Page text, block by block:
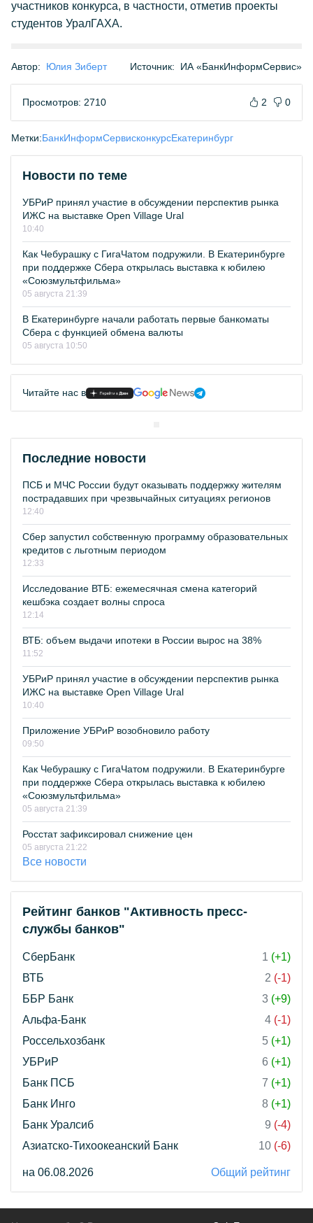
участников конкурса, в частности, отметив проекты
студентов УралГАХА.
Автор: Юлия Зиберт Источник: ИА «БанкИнформСервис»
Просмотров: 2710 2 0
Метки:БанкИнформСервисконкурсЕкатеринбург
Новости по теме
УБРиР принял участие в обсуждении перспектив рынка
ИЖС на выставке Open Village Ural
10:40
Как Чебурашку с ГигаЧатом подружили. В Екатеринбурге
при поддержке Сбера открылась выставка к юбилею
«Союзмультфильма»
05 августа 21:39
В Екатеринбурге начали работать первые банкоматы
Сбера с функцией обмена валюты
05 августа 10:50
Читайте нас в
Последние новости
ПСБ и МЧС России будут оказывать поддержку жителям
пострадавших при чрезвычайных ситуациях регионов
12:40
Сбер запустил собственную программу образовательных
кредитов с льготным периодом
12:33
Исследование ВТБ: ежемесячная смена категорий
кешбэка создает волны спроса
12:14
ВТБ: объем выдачи ипотеки в России вырос на 38%
11:52
УБРиР принял участие в обсуждении перспектив рынка
ИЖС на выставке Open Village Ural
10:40
Приложение УБРиР возобновило работу
09:50
Как Чебурашку с ГигаЧатом подружили. В Екатеринбурге
при поддержке Сбера открылась выставка к юбилею
«Союзмультфильма»
05 августа 21:39
Росстат зафиксировал снижение цен
05 августа 21:22
Все новости
Рейтинг банков "Активность пресс-
службы банков"
СберБанк 1 (+1)
ВТБ
2 (-1)
ББР Банк
3 (+9)
Альфа-Банк
4 (-1)
Россельхозбанк
5 (+1)
УБРиР
6 (+1)
Банк ПСБ
7 (+1)
Банк Инго
8 (+1)
Банк Уралсиб
9 (-4)
Азиатско-Тихоокеанский Банк
10 (-6)
на 06.08.2026 Общий рейтинг